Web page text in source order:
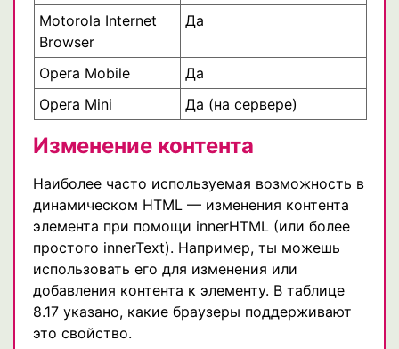
Motorola Internet
Browser
Да
Opera Mobile
Да
Opera Mini
Да (на сервере)
Изменение контента
Наиболее часто используемая возможность в
динамическом HTML — изменения контента
элемента при помощи innerHTML (или более
простого innerText). Например, ты можешь
использовать его для изменения или
добавления контента к элементу. В таблице
8.17 указано, какие браузеры поддерживают
это свойство.